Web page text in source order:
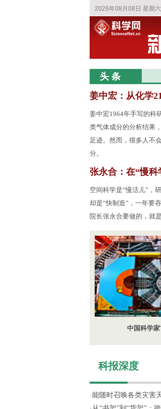
头 条
姜中宏：从化学
姜中宏1964年手写的科
类气体成分的分析结果
足迹。然而，很多人不
分。
张永合：在“慢科
空间科学是“慢活儿”，
却是“快制造”，一年要
院长张永合要做的，就
中国科学
科报深度
·能随时召唤各类灾害